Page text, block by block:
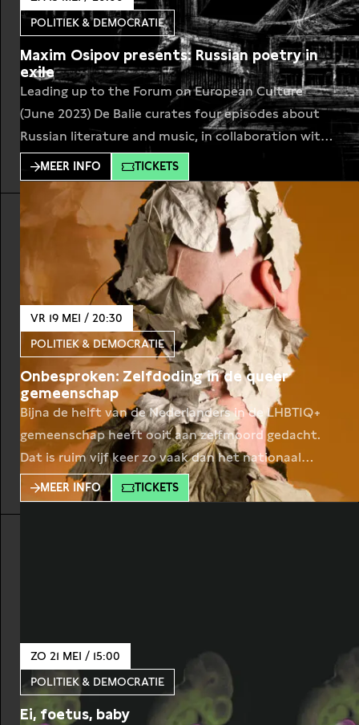
voorstelling Untitled, 2017. Onlangs maakte zebattlefield of
(2023), een experimentele fertiliteits- en
abortuskliniek multidisciplinair werk met opera,
documentaire, performance, lezing, debat en open mic.
POLITIEK & DEMOCRATIE
Maxim Osipov presents: Russian poetry in
exile
Leading up to the Forum on European Culture
(June 2023) De Balie curates four episodes about
Russian literature and music, in collaboration with
Maxim Osipov. Writers, scholars and experts on
Russian literature will shed their light on Russian
literature, from the classics to the new voices. In
this programme, Otto Boele, senior University
Lecturer with
MEER INFO TICKETS
VR 19 MEI / 20:30
POLITIEK & DEMOCRATIE
Onbesproken: Zelfdoding in de queer
gemeenschap
Bijna de helft van de Nederlanders in de LHBTIQ+
gemeenschap heeft ooit aan zelfmoord gedacht.
Dat is ruim vijf keer zo vaak dan het nationaal
gemiddelde. Ongeveer acht procent van de LHB-
volwassenen heeft ooit een zelfmoordpoging
MEER INFO TICKETS
ZO 21 MEI / 15:00
POLITIEK & DEMOCRATIE
Ei, foetus, baby